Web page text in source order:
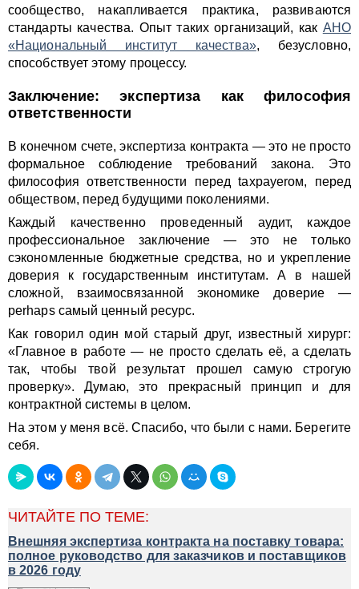
сообщество, накапливается практика, развиваются
стандарты качества. Опыт таких организаций, как АНО
«Национальный институт качества», безусловно,
способствует этому процессу.
Заключение: экспертиза как философия
ответственности
В конечном счете, экспертиза контракта — это не просто
формальное соблюдение требований закона. Это
философия ответственности перед taxpayerом, перед
обществом, перед будущими поколениями.
Каждый качественно проведенный аудит, каждое
профессиональное заключение — это не только
сэкономленные бюджетные средства, но и укрепление
доверия к государственным институтам. А в нашей
сложной, взаимосвязанной экономике доверие —
perhaps самый ценный ресурс.
Как говорил один мой старый друг, известный хирург:
«Главное в работе — не просто сделать её, а сделать
так, чтобы твой результат прошел самую строгую
проверку». Думаю, это прекрасный принцип и для
контрактной системы в целом.
На этом у меня всё. Спасибо, что были с нами. Берегите
себя.
ЧИТАЙТЕ ПО ТЕМЕ:
Внешняя экспертиза контракта на поставку товара:
полное руководство для заказчиков и поставщиков
в 2026 году